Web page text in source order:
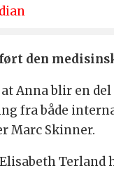
den
Anna blir en
fra både
Marc Skinner.